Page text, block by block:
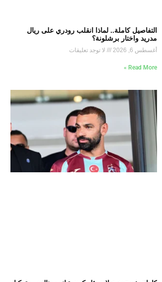
التفاصيل كاملة.. لماذا انقلب رودري على ريال
مدريد واختار برشلونة؟
أغسطس 6, 2026 لا توجد تعليقات
Read More »